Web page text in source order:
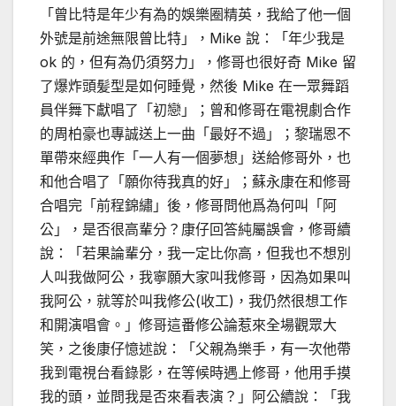
「曾比特是年少有為的娛樂圈精英，我給了他一個
外號是前途無限曾比特」，Mike 說：「年少我是
ok 的，但有為仍須努力」，修哥也很好奇 Mike 留
了爆炸頭髪型是如何睡覺，然後 Mike 在一眾舞蹈
員伴舞下獻唱了「初戀」；曾和修哥在電視劇合作
的周柏豪也專誠送上一曲「最好不過」；黎瑞恩不
單帶來經典作「一人有一個夢想」送給修哥外，也
和他合唱了「願你待我真的好」；蘇永康在和修哥
合唱完「前程錦繡」後，修哥問他爲為何叫「阿
公」，是否很高輩分？康仔回答純屬誤會，修哥續
說：「若果論輩分，我一定比你高，但我也不想別
人叫我做阿公，我寧願大家叫我修哥，因為如果叫
我阿公，就等於叫我修公(收工)，我仍然很想工作
和開演唱會。」修哥這番修公論惹來全場觀眾大
笑，之後康仔憶述說：「父親為樂手，有一次他帶
我到電視台看錄影，在等候時遇上修哥，他用手摸
我的頭，並問我是否來看表演？」阿公續說：「我